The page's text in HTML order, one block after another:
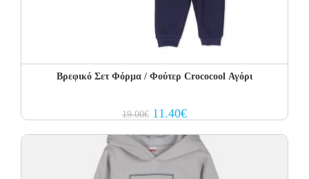
Βρεφικό Σετ Φόρμα / Φούτερ Crococool Αγόρι
19.00€ Original
price
19.00€.
11.40€Current
price
11.40€.